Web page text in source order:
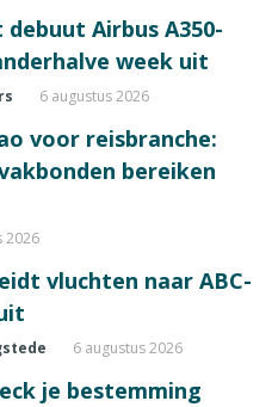
Airbus A350-
week uit
6 augustus 2026
voor reisbranche:
bereiken
2026
vluchten naar ABC-
6 augustus 2026
je bestemming